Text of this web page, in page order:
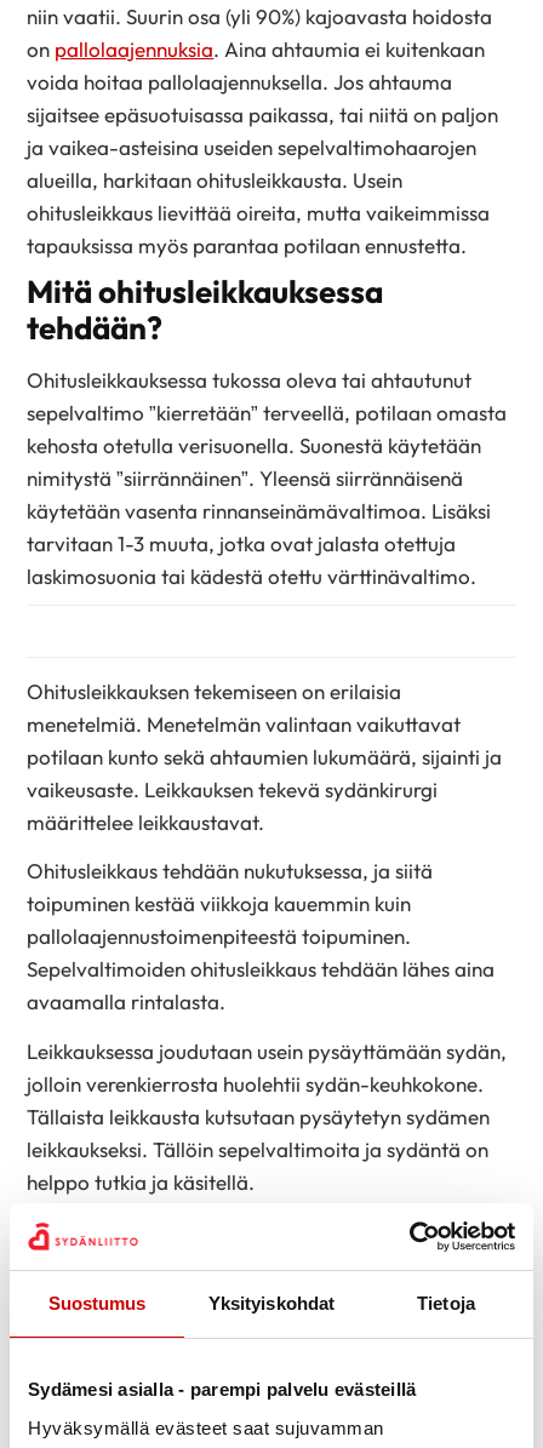
Suostumus Yksityiskohdat Tietoja
Sydämesi asialla - parempi palvelu evästeillä
Hyväksymällä evästeet saat sujuvamman
niin vaatii. Suurin osa (yli 90%) kajoavasta hoidosta
on pallolaajennuksia. Aina ahtaumia ei kuitenkaan
voida hoitaa pallolaajennuksella. Jos ahtauma
sijaitsee epäsuotuisassa paikassa, tai niitä on paljon
ja vaikea-asteisina useiden sepelvaltimohaarojen
alueilla, harkitaan ohitusleikkausta. Usein
ohitusleikkaus lievittää oireita, mutta vaikeimmissa
tapauksissa myös parantaa potilaan ennustetta.
Mitä ohitusleikkauksessa
tehdään?
Ohitusleikkauksessa tukossa oleva tai ahtautunut
sepelvaltimo ”kierretään” terveellä, potilaan omasta
kehosta otetulla verisuonella. Suonestä käytetään
nimitystä ”siirrännäinen”. Yleensä siirrännäisenä
käytetään vasenta rinnanseinämävaltimoa. Lisäksi
tarvitaan 1-3 muuta, jotka ovat jalasta otettuja
laskimosuonia tai kädestä otettu värttinävaltimo.
Ohitusleikkauksen tekemiseen on erilaisia
menetelmiä. Menetelmän valintaan vaikuttavat
potilaan kunto sekä ahtaumien lukumäärä, sijainti ja
vaikeusaste. Leikkauksen tekevä sydänkirurgi
määrittelee leikkaustavat.
Ohitusleikkaus tehdään nukutuksessa, ja siitä
toipuminen kestää viikkoja kauemmin kuin
pallolaajennustoimenpiteestä toipuminen.
Sepelvaltimoiden ohitusleikkaus tehdään lähes aina
avaamalla rintalasta.
Leikkauksessa joudutaan usein pysäyttämään sydän,
jolloin verenkierrosta huolehtii sydän-keuhkokone.
Tällaista leikkausta kutsutaan pysäytetyn sydämen
leikkaukseksi. Tällöin sepelvaltimoita ja sydäntä on
helppo tutkia ja käsitellä.
Ilman sydän-keuhkokonetta tehtävässä leikkauksessa
sydän toimii kuten tavallisesti. Sepelvaltimoiden alue
ja sitä ympäröivä sydänlihas saadaan vakaajien